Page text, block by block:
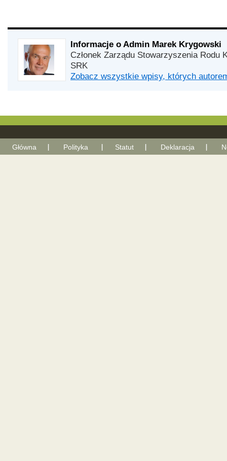
Informacje o Admin Marek Krygowski
Członek Zarządu Stowarzyszenia Rodu
SRK
Zobacz wszystkie wpisy, których
Główna Polityka Statut Deklaracja With